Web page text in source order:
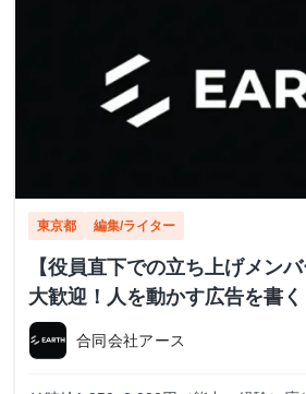
東京都 編集/ライター
【役員直下での立ち上げメン
大歓迎！人を動かす広告を書く
合同会社アース